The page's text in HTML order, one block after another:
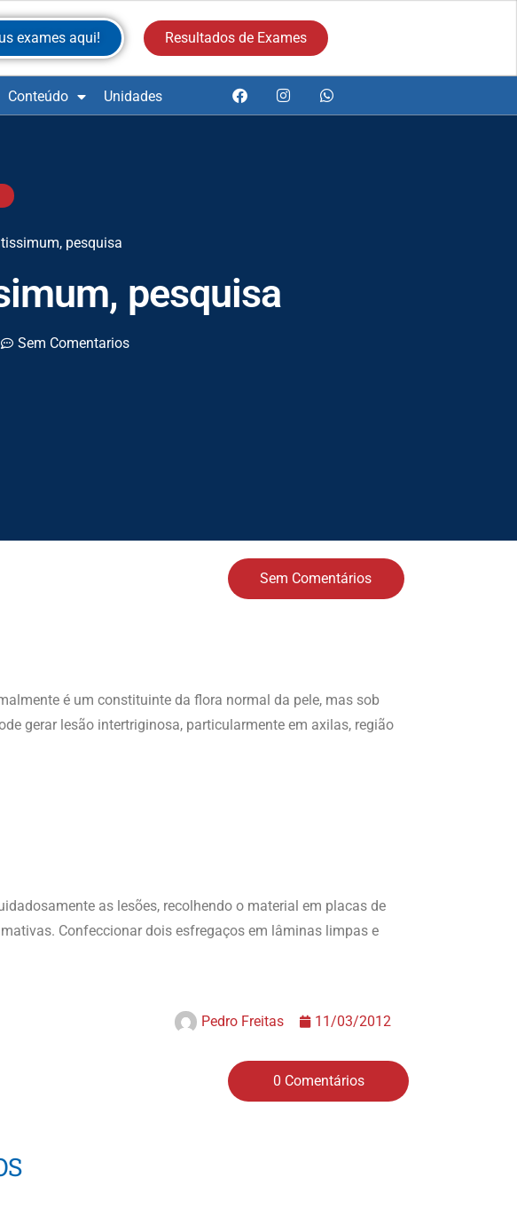
exames aqui! Resultados de Exames
Conteúdo Unidades
pesquisa
pesquisa
Sem Comentarios
Sem Comentários
é um constituinte da flora normal da pele, mas sob
gerar lesão intertriginosa, particularmente em axilas, região
as lesões, recolhendo o material em placas de
Confeccionar dois esfregaços em lâminas limpas e
Pedro Freitas 11/03/2012
0 Comentários